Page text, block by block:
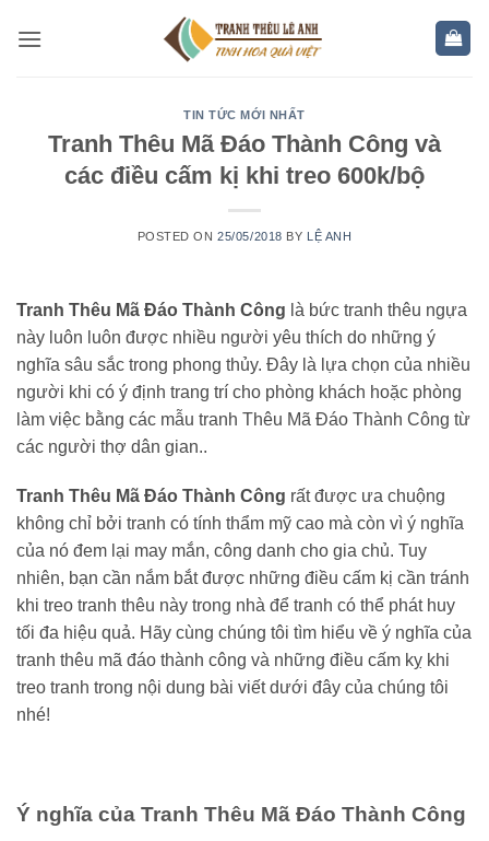
TIN TỨC MỚI NHẤT
Tranh Thêu Mã Đáo Thành Công và
các điều cấm kị khi treo 600k/bộ
POSTED ON25/05/2018 BY LỆ ANH
Tranh Thêu Mã Đáo Thành Công là bức tranh thêu ngựa
này luôn luôn được nhiều người yêu thích do những ý
nghĩa sâu sắc trong phong thủy. Đây là lựa chọn của nhiều
người khi có ý định trang trí cho phòng khách hoặc phòng
làm việc bằng các mẫu tranh Thêu Mã Đáo Thành Công từ
các người thợ dân gian..
Tranh Thêu Mã Đáo Thành Công rất được ưa chuộng
không chỉ bởi tranh có tính thẩm mỹ cao mà còn vì ý nghĩa
của nó đem lại may mắn, công danh cho gia chủ. Tuy
nhiên, bạn cần nắm bắt được những điều cấm kị cần tránh
khi treo tranh thêu này trong nhà để tranh có thể phát huy
tối đa hiệu quả. Hãy cùng chúng tôi tìm hiểu về ý nghĩa của
tranh thêu mã đáo thành công và những điều cấm kỵ khi
treo tranh trong nội dung bài viết dưới đây của chúng tôi
nhé!
Ý nghĩa của Tranh Thêu Mã Đáo Thành Công